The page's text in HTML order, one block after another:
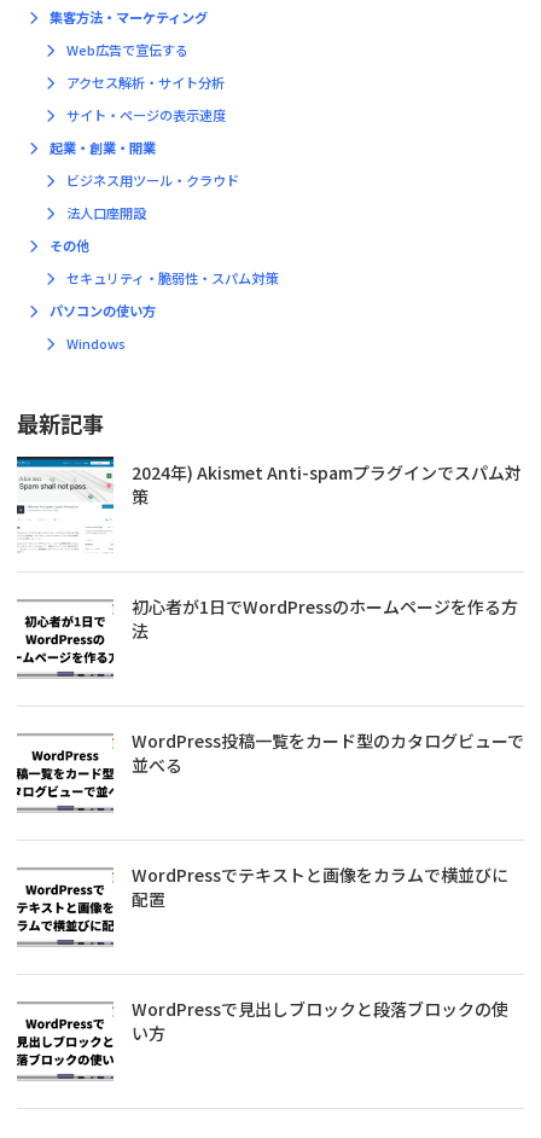
集客方法・マーケティング
Web広告で宣伝する
アクセス解析・サイト分析
サイト・ページの表示速度
起業・創業・開業
ビジネス用ツール・クラウド
法人口座開設
その他
セキュリティ・脆弱性・スパム対策
パソコンの使い方
Windows
最新記事
2024年) Akismet Anti-spamプラグインでスパム対
策
初心者が1日でWordPressのホームページを作る方
法
WordPress投稿一覧をカード型のカタログビューで
並べる
WordPressでテキストと画像をカラムで横並びに
配置
WordPressで見出しブロックと段落ブロックの使
い方